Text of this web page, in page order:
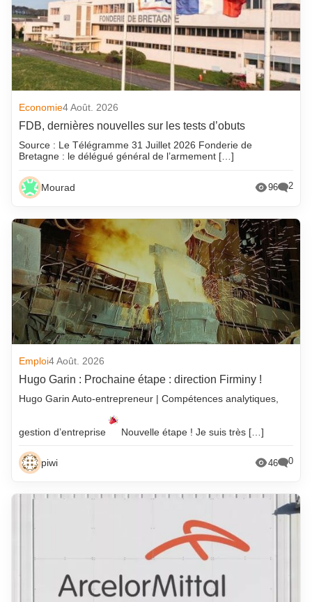
Economie4 Août. 2026
FDB, dernières nouvelles sur les tests d’obuts
Source : Le Télégramme 31 Juillet 2026 Fonderie de
Bretagne : le délégué général de l’armement […]
Mourad 96 2
Emploi4 Août. 2026
Hugo Garin : Prochaine étape : direction Firminy !
Hugo Garin Auto-entrepreneur | Compétences analytiques,
gestion d’entreprise Nouvelle étape ! Je suis très […]
piwi 46 0